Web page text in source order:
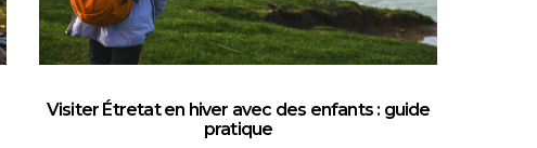
Visiter Étretat en hiver avec des enfants : guide
pratique